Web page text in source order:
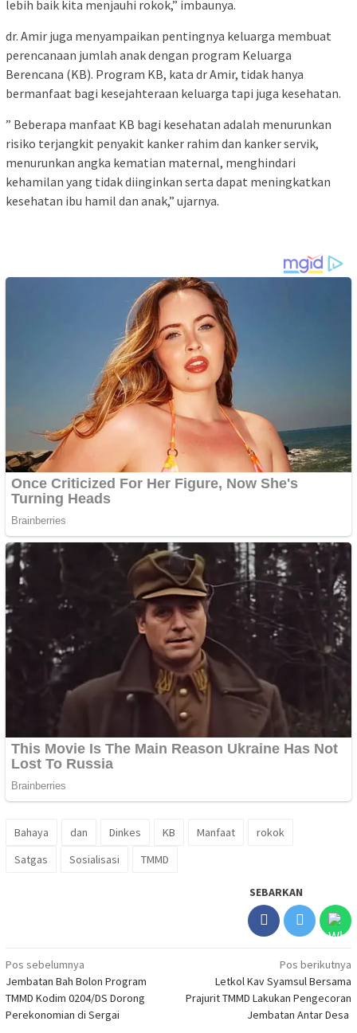
lebih baik kita menjauhi rokok,” imbaunya.
dr. Amir juga menyampaikan pentingnya keluarga membuat
perencanaan jumlah anak dengan program Keluarga
Berencana (KB). Program KB, kata dr Amir, tidak hanya
bermanfaat bagi kesejahteraan keluarga tapi juga kesehatan.
” Beberapa manfaat KB bagi kesehatan adalah menurunkan
risiko terjangkit penyakit kanker rahim dan kanker servik,
menurunkan angka kematian maternal, menghindari
kehamilan yang tidak diinginkan serta dapat meningkatkan
kesehatan ibu hamil dan anak,” ujarnya.
Bahaya dan Dinkes KB Manfaat
rokok
Satgas
Sosialisasi TMMD
SEBARKAN
Navigasi
pos
Pos sebelumnya
Jembatan Bah Bolon Program
TMMD Kodim 0204/DS Dorong
Perekonomian di Sergai
Pos berikutnya
Letkol Kav Syamsul Bersama
Prajurit TMMD Lakukan Pengecoran
Jembatan Antar Desa